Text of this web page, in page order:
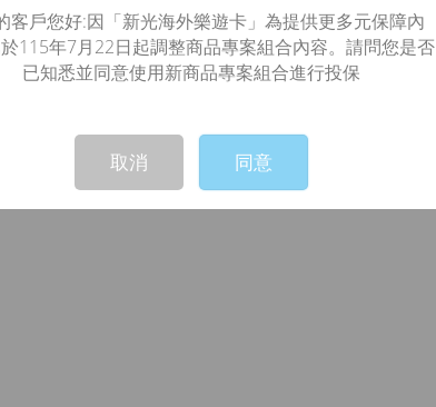
客戶您好:因「新光海外樂遊卡」為提供更多元保障內
115年7月22日起調整商品專案組合內容。請問您是否
已知悉並同意使用新商品專案組合進行投保
取消 同意